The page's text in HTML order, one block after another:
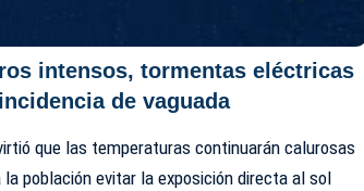
intensos, tormentas eléctricas
de vaguada
que las temperaturas continuarán calurosas
población evitar la exposición directa al sol